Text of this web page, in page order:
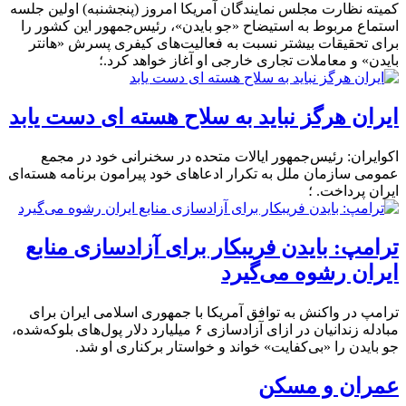
کمیته نظارت مجلس نمایندگان آمریکا امروز (پنجشنبه) اولین جلسه
استماع مربوط به استیضاح «جو بایدن»، رئیس‌جمهور این کشور را
برای تحقیقات بیشتر نسبت به فعالیت‌های کیفری پسرش «هانتر
بایدن» و معاملات تجاری خارجی او آغاز خواهد کرد.؛
ایران هرگز نباید به سلاح هسته ای دست یابد
اکوایران: رئیس‌جمهور ایالات متحده در سخنرانی خود در مجمع
عمومی سازمان ملل به تکرار ادعاهای خود پیرامون برنامه هسته‌ای
ایران پرداخت. ؛
ترامپ: بایدن فریبکار برای آزادسازی منابع
ایران رشوه می‌گیرد
ترامپ در واکنش به توافق آمریکا با جمهوری اسلامی ایران برای
مبادله زندانیان در ازای آزادسازی ۶ میلیارد دلار پول‌های بلوکه‌شده،
جو بایدن را «بی‌کفایت» خواند و خواستار برکناری او شد.
عمران و مسکن